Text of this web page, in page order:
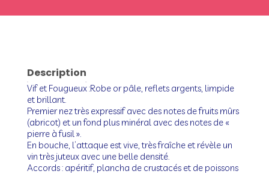
Description
Vif et Fougueux :Robe or pâle, reflets argents, limpide
et brillant.
Premier nez très expressif avec des notes de fruits mûrs
(abricot) et un fond plus minéral avec des notes de «
pierre à fusil ».
En bouche, l’attaque est vive, très fraîche et révèle un
vin très juteux avec une belle densité.
Accords : apéritif, plancha de crustacés et de poissons